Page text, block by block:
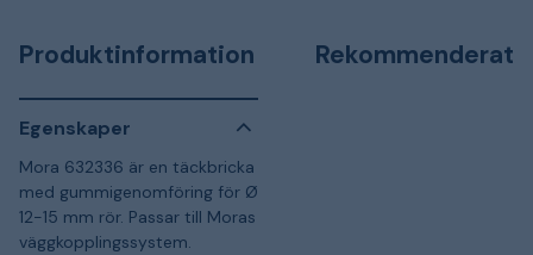
Produktinformation
Egenskaper
Mora 632336 är en täckbricka
med gummigenomföring för Ø
12-15 mm rör. Passar till Moras
väggkopplingssystem.
Rekommenderat